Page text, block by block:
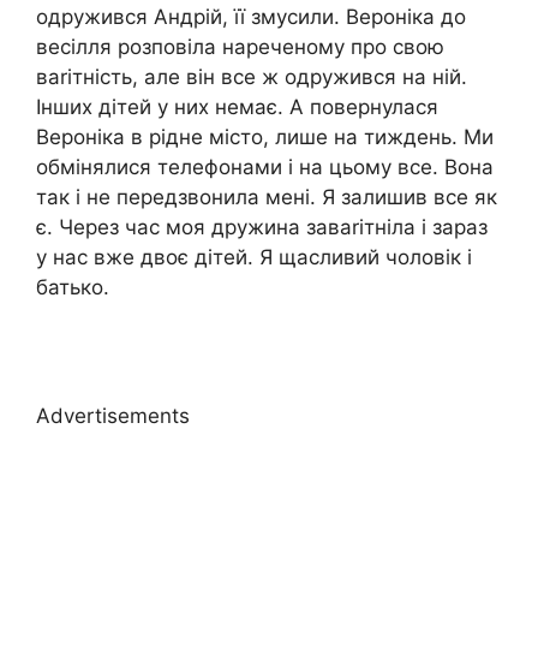
одружився Андрій, її змусили. Вероніка до
весілля розповіла нареченому про свою
ваrітність, але він все ж одружився на ній.
Інших дітей у них немає. А повернулася
Вероніка в рідне місто, лише на тиждень. Ми
обмінялися телефонами і на цьому все. Вона
так і не передзвонила мені. Я залишив все як
є. Через час моя дружина заваrітніла і зараз
у нас вже двоє дітей. Я щасливий чоловік і
батько.
Advertisements